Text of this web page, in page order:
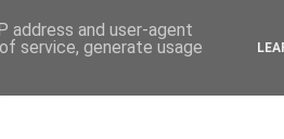
address and user-agent
service, generate usage